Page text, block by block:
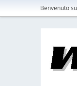
Benvenuto su